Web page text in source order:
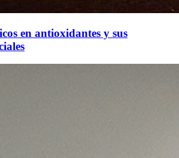
en antioxidantes y sus